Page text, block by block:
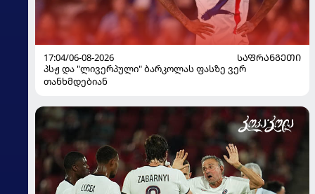
17:04/06-08-2026
ᲡᲐᲤᲠᲐᲜᲒᲔᲗᲘ
პსჟ და "ლივერპული" ბარკოლას ფასზე ვერ
თანხმდებიან